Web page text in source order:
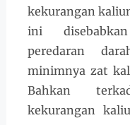
kekurangan
ini
peredaran
minimnya zat
Bahkan
kekurangan